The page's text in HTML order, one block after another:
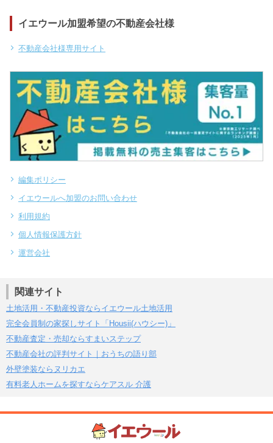
イエウール加盟希望の不動産会社様
不動産会社様専用サイト
編集ポリシー
イエウールへ加盟のお問い合わせ
利用規約
個人情報保護方針
運営会社
関連サイト
土地活用・不動産投資ならイエウール土地活用
完全会員制の家探しサイト「Housii(ハウシー)」
不動産査定・売却ならすまいステップ
不動産会社の評判サイト｜おうちの語り部
外壁塗装ならヌリカエ
有料老人ホームを探すならケアスル 介護